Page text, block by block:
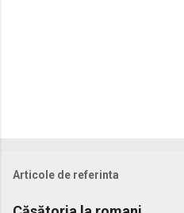
Articole de referinta